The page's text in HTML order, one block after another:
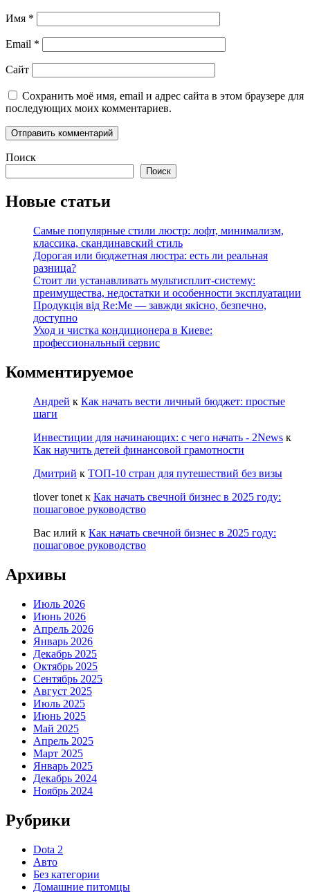
Имя *
Email *
Сайт
Сохранить моё имя, email и адрес сайта в этом браузере для
последующих моих комментариев.
Поиск
Поиск
Новые статьи
Самые популярные стили люстр: лофт, минимализм,
классика, скандинавский стиль
Дорогая или бюджетная люстра: есть ли реальная
разница?
Стоит ли устанавливать мультисплит-систему:
преимущества, недостатки и особенности эксплуатации
Продукція від Re:Me — завжди якісно, безпечно,
доступно
Уход и чистка кондиционера в Киеве:
профессиональный сервис
Комментируемое
Андрей к Как начать вести личный бюджет: простые
шаги
Инвестиции для начинающих: с чего начать - 2News к
Как научить детей финансовой грамотности
Дмитрий к ТОП-10 стран для путешествий без визы
tlover tonet к Как начать свечной бизнес в 2025 году:
пошаговое руководство
Вас илий к Как начать свечной бизнес в 2025 году:
пошаговое руководство
Архивы
Июль 2026
Июнь 2026
Апрель 2026
Январь 2026
Декабрь 2025
Октябрь 2025
Сентябрь 2025
Август 2025
Июль 2025
Июнь 2025
Май 2025
Апрель 2025
Март 2025
Январь 2025
Декабрь 2024
Ноябрь 2024
Рубрики
Dota 2
Авто
Без категории
Домашние питомцы